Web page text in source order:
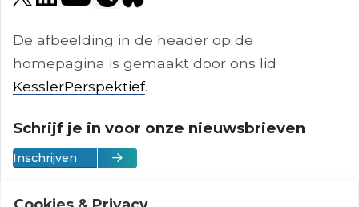
De afbeelding in de header op de
homepagina is gemaakt door ons lid
KesslerPerspektief.
Schrijf je in voor onze nieuwsbrieven
Inschrijven